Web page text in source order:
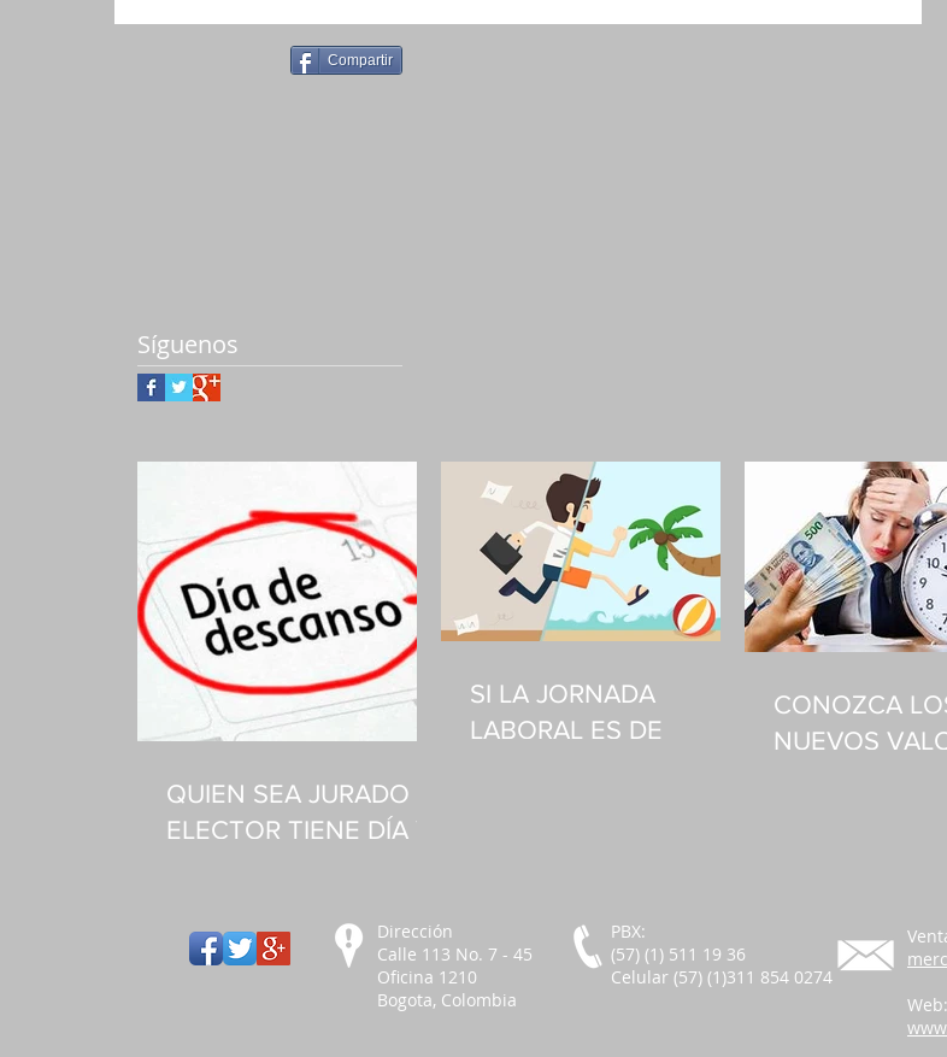
Compartir
Síguenos
QUIEN SEA JURADO Y
ELECTOR TIENE DÍA Y
SI LA JORNADA
LABORAL ES DE
CONOZCA
NUEVOS
Dirección
Calle 113 No. 7 - 45
Oficina 1210
Bogota, Colombia
PBX:
(57) (1) 511 19 36
Celular (57) (1)311 854 0274
Web: